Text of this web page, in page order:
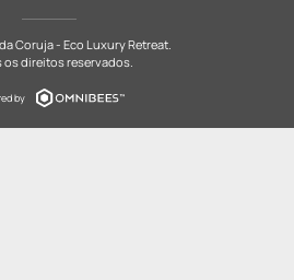
Coruja - Eco Luxury Retreat.
os direitos reservados.
by